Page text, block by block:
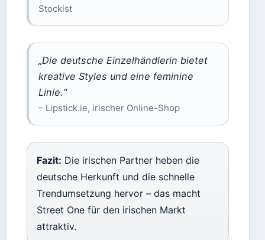
Stockist
„Die deutsche Einzelhändlerin bietet
kreative Styles und eine feminine
Linie.“
– Lipstick.ie, irischer Online-Shop
Fazit: Die irischen Partner heben die
deutsche Herkunft und die schnelle
Trendumsetzung hervor – das macht
Street One für den irischen Markt
attraktiv.